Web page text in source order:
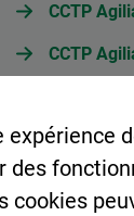
CCTP
CCTP
des
cookies